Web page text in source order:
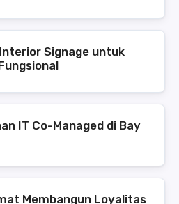
Signage untuk
IT Co-Managed di Bay
Membangun Loyalitas